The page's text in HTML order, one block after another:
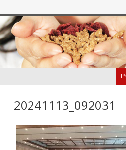
20241113_092031